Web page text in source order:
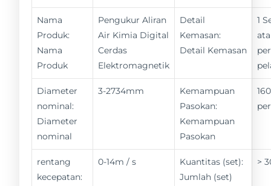
Nama
Produk:
Nama
Produk
Pengukur Aliran
Air Kimia Digital
Cerdas
Elektromagnetik
Detail
Kemasan:
Detail Kemasan
1
Diameter
nominal:
Diameter
nominal
3-2734mm
Kemampuan
Pasokan:
Kemampuan
Pasokan
rentang
kecepatan:
0-14m / s
Kuantitas (set):
Jumlah (set)
>